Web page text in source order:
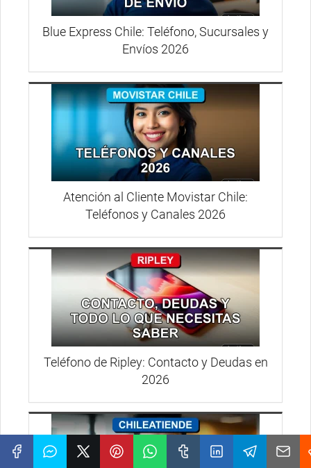
Blue Express Chile: Teléfono, Sucursales y
Envíos 2026
Atención al Cliente Movistar Chile:
Teléfonos y Canales 2026
Teléfono de Ripley: Contacto y Deudas en
2026